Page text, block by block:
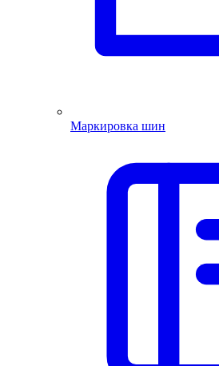
Маркировка шин